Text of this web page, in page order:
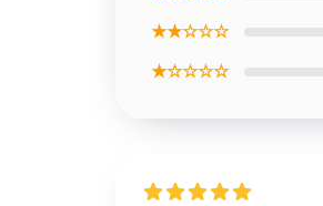
★★☆☆☆
★☆☆☆☆